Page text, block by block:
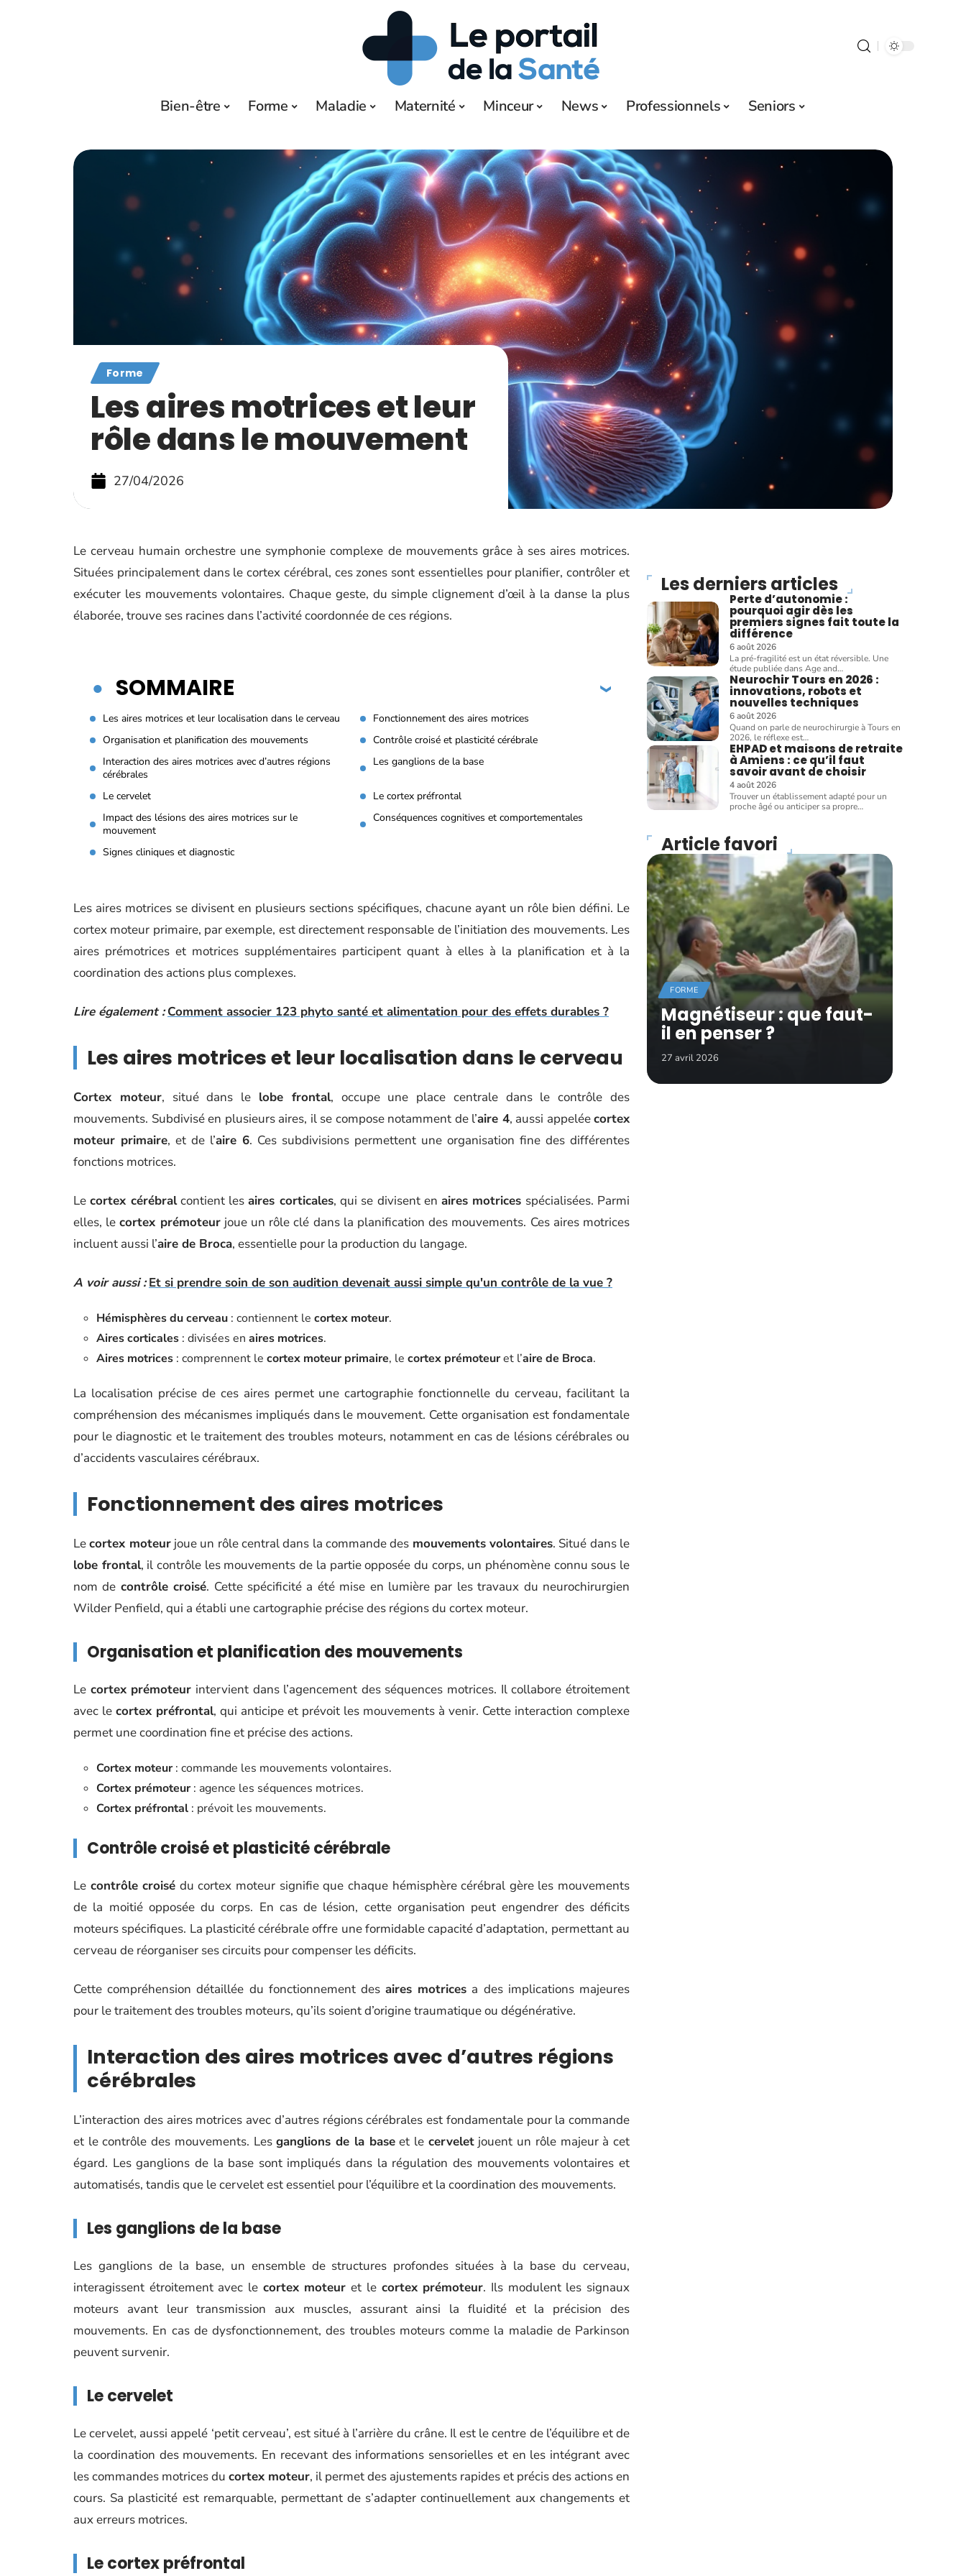
Bien-être Forme Maladie Maternité Minceur News Professionnels Seniors
Forme
Les aires motrices et leur
rôle dans le mouvement
27/04/2026
Le cerveau humain orchestre une symphonie complexe de mouvements grâce à ses aires motrices.
Situées principalement dans le cortex cérébral, ces zones sont essentielles pour planifier, contrôler et
exécuter les mouvements volontaires. Chaque geste, du simple clignement d’œil à la danse la plus
élaborée, trouve ses racines dans l’activité coordonnée de ces régions.
SOMMAIRE
Les aires motrices et leur localisation dans le cerveau
Fonctionnement des aires motrices
Organisation et planification des mouvements
Contrôle croisé et plasticité cérébrale
Interaction des aires motrices avec d’autres régions
cérébrales
Les ganglions de la base
Le cervelet
Le cortex préfrontal
Impact des lésions des aires motrices sur le
mouvement
Conséquences cognitives et comportementales
Signes cliniques et diagnostic
Les aires motrices se divisent en plusieurs sections spécifiques, chacune ayant un rôle bien défini. Le
cortex moteur primaire, par exemple, est directement responsable de l’initiation des mouvements. Les
aires prémotrices et motrices supplémentaires participent quant à elles à la planification et à la
coordination des actions plus complexes.
Lire également : Comment associer 123 phyto santé et alimentation pour des effets durables ?
Les aires motrices et leur localisation dans le cerveau
Cortex moteur, situé dans le lobe frontal, occupe une place centrale dans le contrôle des
mouvements. Subdivisé en plusieurs aires, il se compose notamment de l’aire 4, aussi appeléecortex
moteur primaire, et de l’aire 6. Ces subdivisions permettent une organisation fine des différentes
fonctions motrices.
Lecortex cérébralcontient lesaires corticales, qui se divisent enaires motrices spécialisées. Parmi
elles, lecortex prémoteurjoue un rôle clé dans la planification des mouvements. Ces aires motrices
incluent aussi l’aire de Broca, essentielle pour la production du langage.
A voir aussi : Et si prendre soin de son audition devenait aussi simple qu'un contrôle de la vue ?
Hémisphères du cerveau : contiennent le cortex moteur.
Aires corticales : divisées en aires motrices.
Aires motrices : comprennent le cortex moteur primaire, le cortex prémoteuret l’aire de Broca.
La localisation précise de ces aires permet une cartographie fonctionnelle du cerveau, facilitant la
compréhension des mécanismes impliqués dans le mouvement. Cette organisation est fondamentale
pour le diagnostic et le traitement des troubles moteurs, notamment en cas de lésions cérébrales ou
d’accidents vasculaires cérébraux.
Fonctionnement des aires motrices
Lecortex moteurjoue un rôle central dans la commande des mouvements volontaires. Situé dans le
lobe frontal, il contrôle les mouvements de la partie opposée du corps, un phénomène connu sous le
nom de contrôle croisé. Cette spécificité a été mise en lumière par les travaux du neurochirurgien
Wilder Penfield, qui a établi une cartographie précise des régions du cortex moteur.
Organisation et planification des mouvements
Le cortex prémoteur intervient dans l’agencement des séquences motrices. Il collabore étroitement
avec le cortex préfrontal, qui anticipe et prévoit les mouvements à venir. Cette interaction complexe
permet une coordination fine et précise des actions.
Cortex moteur : commande les mouvements volontaires.
Cortex prémoteur : agence les séquences motrices.
Cortex préfrontal : prévoit les mouvements.
Contrôle croisé et plasticité cérébrale
Le contrôle croisé du cortex moteur signifie que chaque hémisphère cérébral gère les mouvements
de la moitié opposée du corps. En cas de lésion, cette organisation peut engendrer des déficits
moteurs spécifiques. La plasticité cérébrale offre une formidable capacité d’adaptation, permettant au
cerveau de réorganiser ses circuits pour compenser les déficits.
Cette compréhension détaillée du fonctionnement desaires motrices a des implications majeures
pour le traitement des troubles moteurs, qu’ils soient d’origine traumatique ou dégénérative.
Interaction des aires motrices avec d’autres régions
cérébrales
L’interaction des aires motrices avec d’autres régions cérébrales est fondamentale pour la commande
et le contrôle des mouvements. Lesganglions de la baseet le cerveletjouent un rôle majeur à cet
égard. Les ganglions de la base sont impliqués dans la régulation des mouvements volontaires et
automatisés, tandis que le cervelet est essentiel pour l’équilibre et la coordination des mouvements.
Les ganglions de la base
Les ganglions de la base, un ensemble de structures profondes situées à la base du cerveau,
interagissent étroitement avec le cortex moteur et le cortex prémoteur. Ils modulent les signaux
moteurs avant leur transmission aux muscles, assurant ainsi la fluidité et la précision des
mouvements. En cas de dysfonctionnement, des troubles moteurs comme la maladie de Parkinson
peuvent survenir.
Le cervelet
Le cervelet, aussi appelé ‘petit cerveau’, est situé à l’arrière du crâne. Il est le centre de l’équilibre et de
la coordination des mouvements. En recevant des informations sensorielles et en les intégrant avec
les commandes motrices du cortex moteur, il permet des ajustements rapides et précis des actions en
cours. Sa plasticité est remarquable, permettant de s’adapter continuellement aux changements et
aux erreurs motrices.
Le cortex préfrontal
Les derniers articles
Perte d’autonomie :
pourquoi agir dès les
premiers signes fait toute la
différence
6 août 2026
La pré-fragilité est un état réversible. Une
étude publiée dans Age and…
Neurochir Tours en 2026 :
innovations, robots et
nouvelles techniques
6 août 2026
Quand on parle de neurochirurgie à Tours en
2026, le réflexe est…
EHPAD et maisons de retraite
à Amiens : ce qu’il faut
savoir avant de choisir
4 août 2026
Trouver un établissement adapté pour un
proche âgé ou anticiper sa propre…
Article favori
FORME
Magnétiseur : que faut-
il en penser ?
27 avril 2026